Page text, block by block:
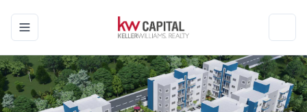
Toggle navigation menu